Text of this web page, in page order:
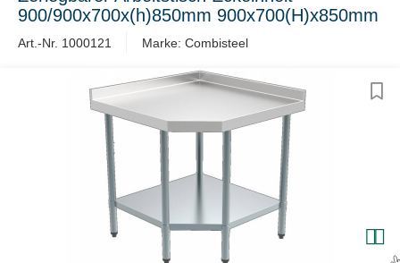
900/900x700x(h)850mm 900x700(H)x850mm
Art.-Nr. 1000121 Marke: Combisteel